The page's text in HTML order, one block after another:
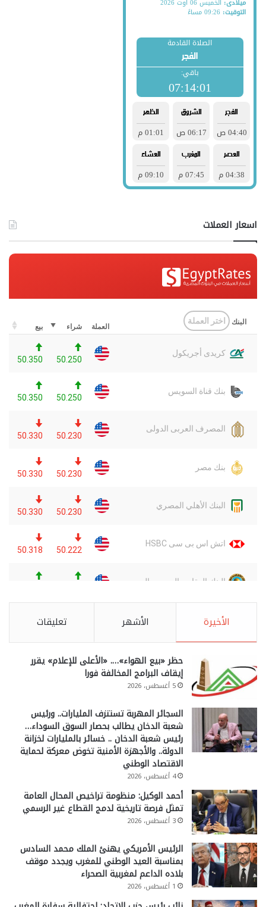
اسعار العملات
الأخيرة الأشهر تعليقات
حظر «بيع الهواء»…. «الأعلى للإعلام» يقرر
إيقاف البرامج المخالفة فورا
5 أغسطس، 2026
السجائر المهربة تستنزف المليارات.. ورئيس
شعبة الدخان يطالب بحصار السوق السوداء…
رئيس شعبة الدخان .. خسائر بالمليارات لخزانة
الدولة.. والأجهزة الأمنية تخوض معركة لحماية
الاقتصاد الوطني
4 أغسطس، 2026
أحمد الوكيل: منظومة تراخيص المحال العامة
تمثل فرصة تاريخية لدمج القطاع غير الرسمي
3 أغسطس، 2026
الرئيس الأمريكي يهنئ الملك محمد السادس
بمناسبة العيد الوطني للمغرب ويجدد موقف
بلاده الداعم لمغربية الصحراء
1 أغسطس، 2026